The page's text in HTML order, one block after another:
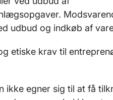
udbud og indkøb af
etiske krav til
ikke egner sig til at få